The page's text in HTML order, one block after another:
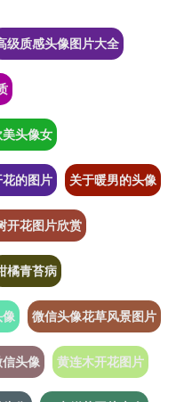
级质感头像图片大全
头像女
的图片 关于暖男的头像
开花图片欣赏
橘青苔病
像 微信头像花草风景图片
头像 黄连木开花图片